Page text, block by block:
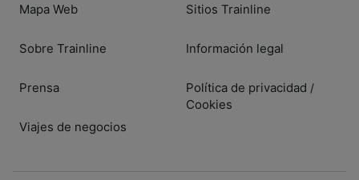
Mapa Web
Sobre Trainline
Prensa
Viajes de negocios
Sitios Trainline
Información legal
Política de privacidad /
Cookies